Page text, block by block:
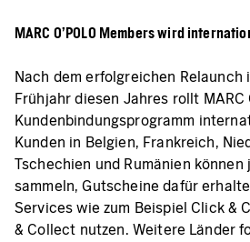
MARC O’POLO Members wird
Nach dem erfolgreichen Relaunch
Frühjahr diesen Jahres rollt MARC
Kundenbindungsprogramm
Kunden in Belgien, Frankreich,
Tschechien und Rumänien können
sammeln, Gutscheine dafür
Services wie zum Beispiel Click &
& Collect nutzen. Weitere Länder